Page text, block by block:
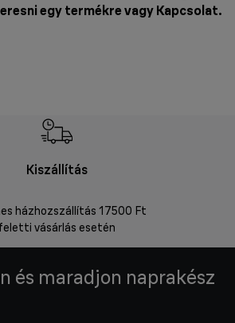
egy termékre vagy Kapcsolat.
Kiszállítás
házhozszállítás 17500 Ft
vásárlás esetén
és maradjon naprakész